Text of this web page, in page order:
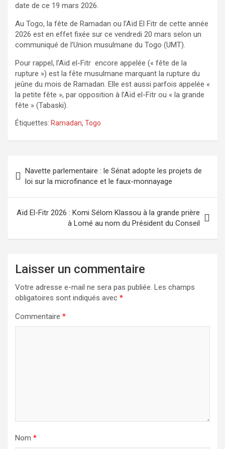
date de ce 19 mars 2026.
Au Togo, la fête de Ramadan ou l’Aïd El Fitr de cette année
2026 est en effet fixée sur ce vendredi 20 mars selon un
communiqué de l’Union musulmane du Togo (UMT).
Pour rappel, l’Aïd el-Fitr encore appelée (« fête de la
rupture ») est la fête musulmane marquant la rupture du
jeûne du mois de Ramadan. Elle est aussi parfois appelée «
la petite fête », par opposition à l’Aïd el-Fitr ou « la grande
fête » (Tabaski).
Étiquettes: Ramadan, Togo
de
l’article
Navette parlementaire : le Sénat adopte les projets de
loi sur la microfinance et le faux-monnayage
Aïd El-Fitr 2026 : Komi Sélom Klassou à la grande prière
à Lomé au nom du Président du Conseil
Laisser un commentaire
Votre adresse e-mail ne sera pas publiée. Les champs
obligatoires sont indiqués avec *
Commentaire *
Nom *